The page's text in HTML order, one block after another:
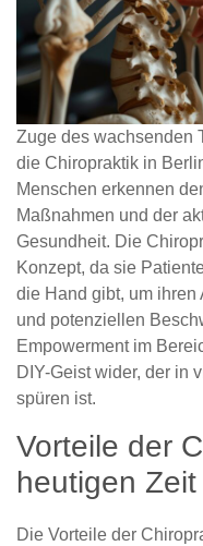
Zuge des wachsenden
die Chiropraktik in
Menschen erkennen
Maßnahmen und der
Gesundheit. Die
Konzept, da sie
die Hand gibt, um ihren
und potenziellen
Empowerment im
DIY-Geist wider, der in
spüren ist.
Vorteile der
heutigen Zeit
Die Vorteile der